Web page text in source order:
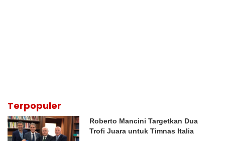
Terpopuler
Roberto Mancini Targetkan Dua
Trofi Juara untuk Timnas Italia